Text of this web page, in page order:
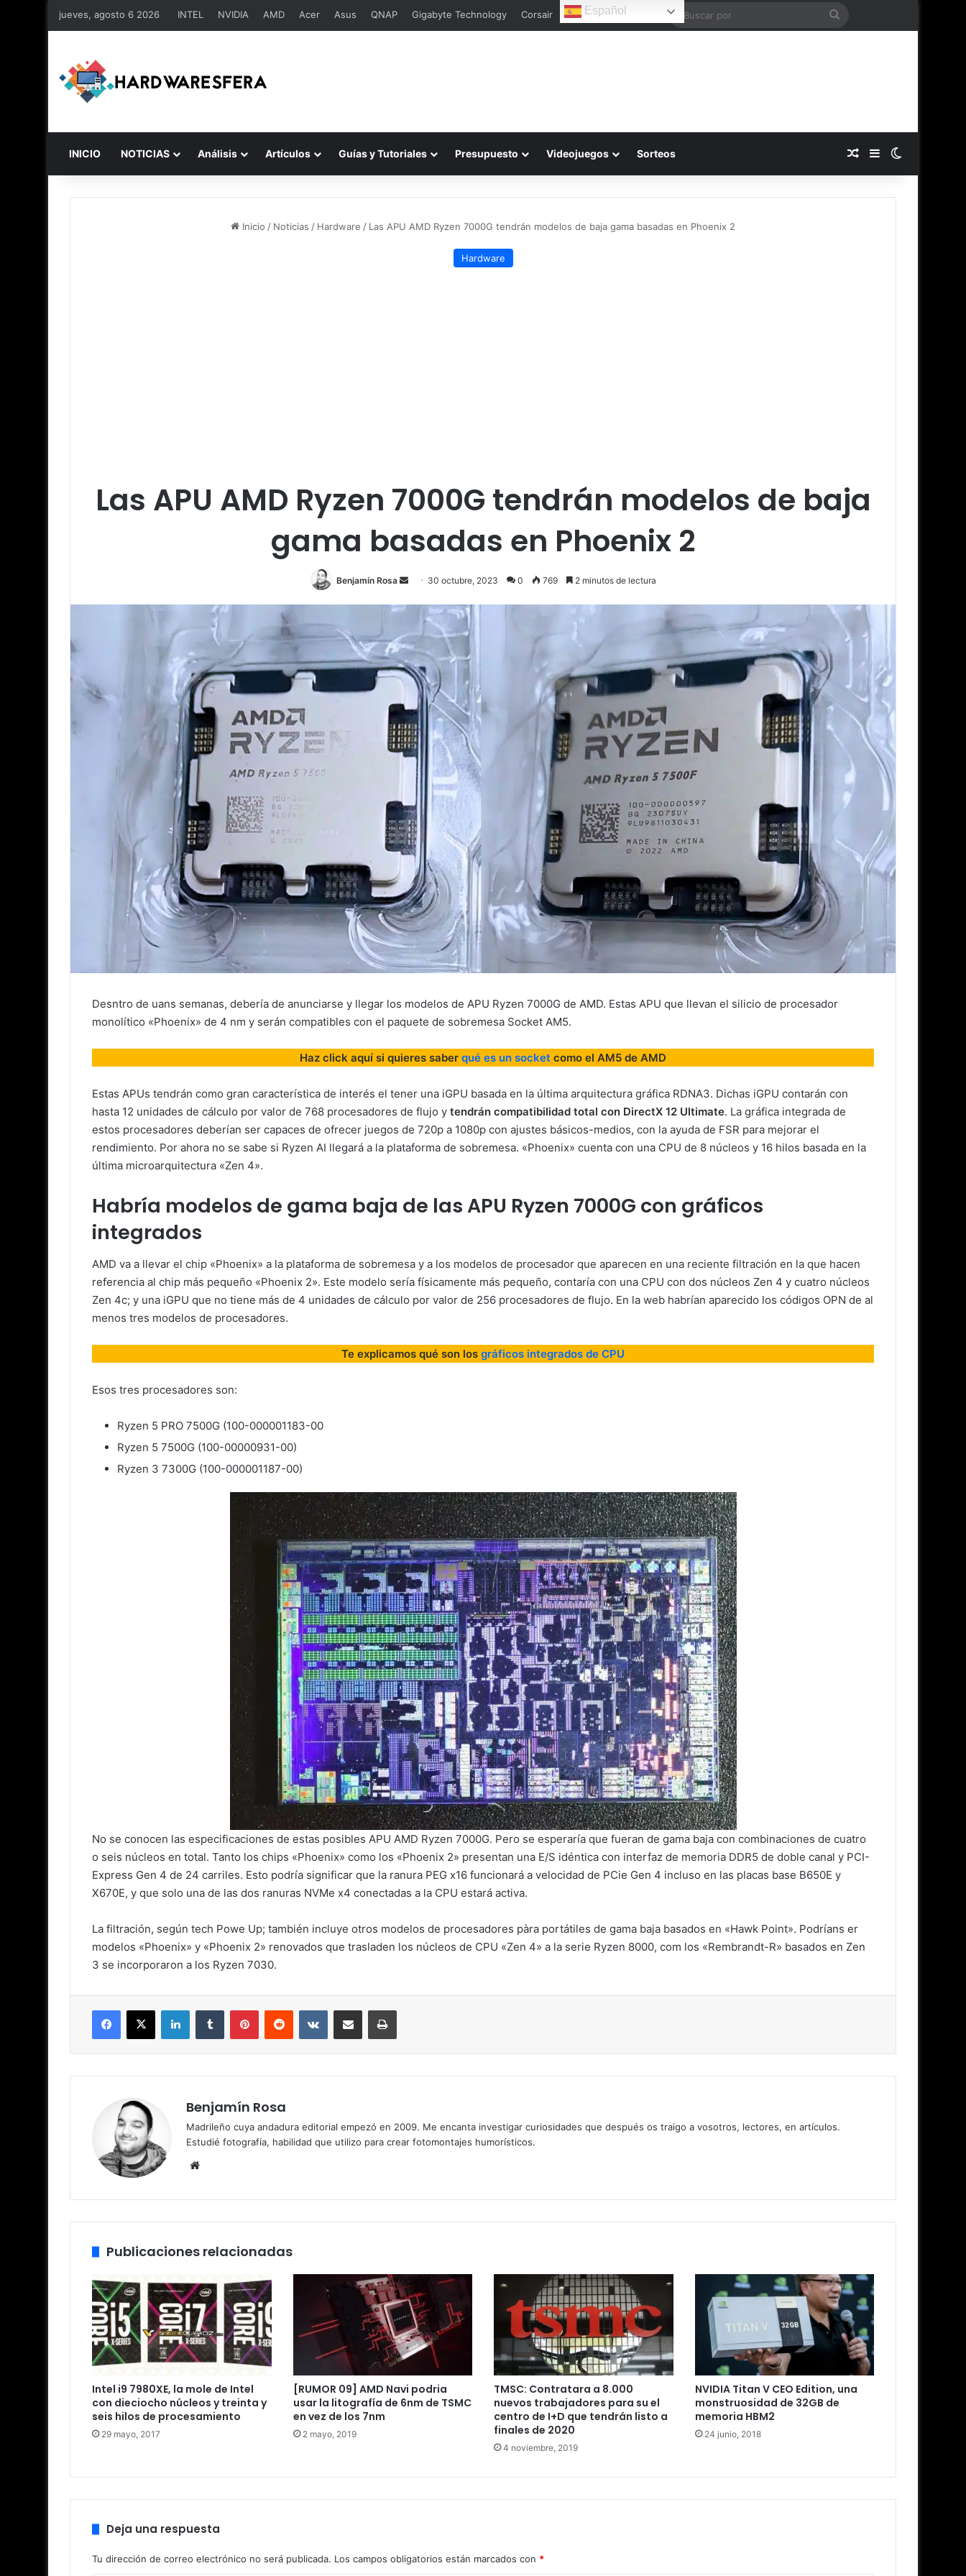
jueves, agosto 6 2026 INTEL NVIDIA AMD Acer Asus QNAP Gigabyte Technology Corsair Español
Buscar
INICIO NOTICIAS Análisis Artículos Guías y Tutoriales Presupuesto Videojuegos Sorteos Publicación al azar
Barra lateral
Inicio / Noticias / Hardware / Las APU AMD Ryzen 7000G tendrán modelos de baja gama basadas en Phoenix 2
Hardware
Las APU AMD Ryzen 7000G tendrán modelos de baja
gama basadas en Phoenix 2
Benjamín Rosa
Send 30 octubre, 2023 0 769 2 minutos de lectura
Desntro de uans semanas, debería de anunciarse y llegar los modelos de APU Ryzen 7000G de AMD. Estas APU que llevan el silicio de procesador
monolítico «Phoenix» de 4 nm y serán compatibles con el paquete de sobremesa Socket AM5.
Haz click aquí si quieres saber qué es un socket como el AM5 de AMD
Estas APUs tendrán como gran característica de interés el tener una iGPU basada en la última arquitectura gráfica RDNA3. Dichas iGPU contarán con
hasta 12 unidades de cálculo por valor de 768 procesadores de flujo y tendrán compatibilidad total con DirectX 12 Ultimate. La gráfica integrada de
estos procesadores deberían ser capaces de ofrecer juegos de 720p a 1080p con ajustes básicos-medios, con la ayuda de FSR para mejorar el
rendimiento. Por ahora no se sabe si Ryzen AI llegará a la plataforma de sobremesa. «Phoenix» cuenta con una CPU de 8 núcleos y 16 hilos basada en la
última microarquitectura «Zen 4».
Habría modelos de gama baja de las APU Ryzen 7000G con gráficos
integrados
AMD va a llevar el chip «Phoenix» a la plataforma de sobremesa y a los modelos de procesador que aparecen en una reciente filtración en la que hacen
referencia al chip más pequeño «Phoenix 2». Este modelo sería físicamente más pequeño, contaría con una CPU con dos núcleos Zen 4 y cuatro núcleos
Zen 4c; y una iGPU que no tiene más de 4 unidades de cálculo por valor de 256 procesadores de flujo. En la web habrían aparecido los códigos OPN de al
menos tres modelos de procesadores.
Te explicamos qué son los gráficos integrados de CPU
Esos tres procesadores son:
Ryzen 5 PRO 7500G (100-000001183-00
Ryzen 5 7500G (100-00000931-00)
Ryzen 3 7300G (100-000001187-00)
No se conocen las especificaciones de estas posibles APU AMD Ryzen 7000G. Pero se esperaría que fueran de gama baja con combinaciones de cuatro
o seis núcleos en total. Tanto los chips «Phoenix» como los «Phoenix 2» presentan una E/S idéntica con interfaz de memoria DDR5 de doble canal y PCI-
Express Gen 4 de 24 carriles. Esto podría significar que la ranura PEG x16 funcionará a velocidad de PCie Gen 4 incluso en las placas base B650E y
X670E, y que solo una de las dos ranuras NVMe x4 conectadas a la CPU estará activa.
La filtración, según tech Powe Up; también incluye otros modelos de procesadores pàra portátiles de gama baja basados en «Hawk Point». Podríans er
modelos «Phoenix» y «Phoenix 2» renovados que trasladen los núcleos de CPU «Zen 4» a la serie Ryzen 8000, com los «Rembrandt-R» basados en Zen
3 se incorporaron a los Ryzen 7030.
Facebook
X LinkedInTumblr PinterestReddit VKontakteCompartir por correo electrónicoImprimir
Benjamín Rosa
Madrileño cuya andadura editorial empezó en 2009. Me encanta investigar curiosidades que después os traigo a vosotros, lectores, en artículos.
Estudié fotografía, habilidad que utilizo para crear fotomontajes humorísticos.
Publicaciones relacionadas
Intel i9 7980XE, la mole de Intel
con dieciocho núcleos y treinta y
seis hilos de procesamiento
29 mayo, 2017
[RUMOR 09] AMD Navi podria
usar la litografía de 6nm de TSMC
en vez de los 7nm
2 mayo, 2019
TMSC: Contratara a 8.000
nuevos trabajadores para su el
centro de I+D que tendrán listo a
finales de 2020
4 noviembre, 2019
NVIDIA Titan V CEO Edition, una
monstruosidad de 32GB de
memoria HBM2
24 junio, 2018
Deja una respuesta
Tu dirección de correo electrónico no será publicada. Los campos obligatorios están marcados con *